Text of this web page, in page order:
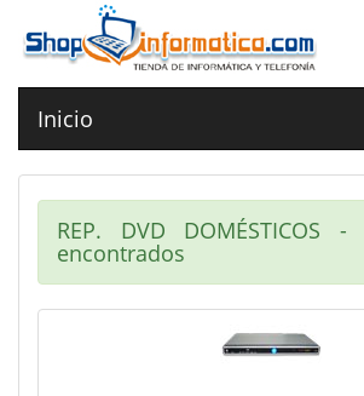
Inicio
REP. DVD DOMÉSTICOS
encontrados